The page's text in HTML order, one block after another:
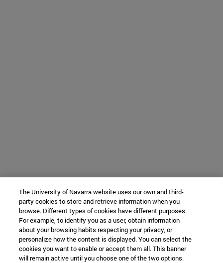
The University of Navarra website uses our own and third-
party cookies to store and retrieve information when you
browse. Different types of cookies have different purposes.
For example, to identify you as a user, obtain information
about your browsing habits respecting your privacy, or
personalize how the content is displayed. You can select the
cookies you want to enable or accept them all. This banner
will remain active until you choose one of the two options.